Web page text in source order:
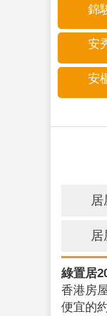
錦
安
安
居
居
綠置居
香港房
便宜的